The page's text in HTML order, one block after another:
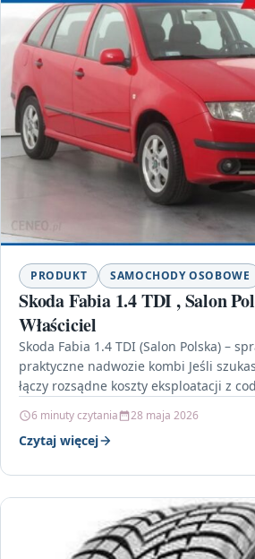
PRODUKT SAMOCHODY OSOBOWE
Skoda Fabia 1.4 TDI , Salon
Właściciel
Skoda Fabia 1.4 TDI (Salon Polska) –
praktyczne nadwozie kombi Jeśli
łączy rozsądne koszty eksploatacji z
6 minuty czytania 28 maja 2026
Czytaj więcej